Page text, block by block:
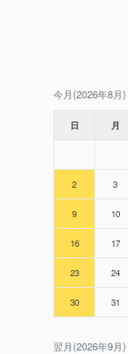
今月(2026年8月)
日 月
2 3
9 10
16 17
23 24
30 31
翌月(2026年9月)